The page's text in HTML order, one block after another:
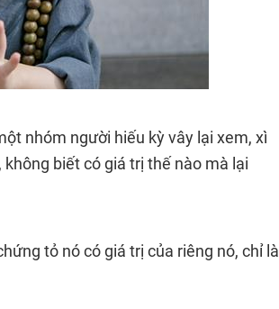
nhóm người hiếu kỳ vây lại xem, xì
biết có giá trị thế nào mà lại
tỏ nó có giá trị của riêng nó, chỉ là